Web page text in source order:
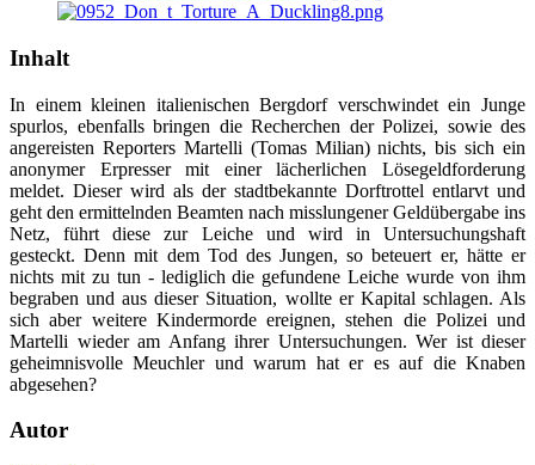
Inhalt
In einem kleinen italienischen Bergdorf verschwindet ein Junge
spurlos, ebenfalls bringen die Recherchen der Polizei, sowie des
angereisten Reporters Martelli (Tomas Milian) nichts, bis sich ein
anonymer Erpresser mit einer lächerlichen Lösegeldforderung
meldet. Dieser wird als der stadtbekannte Dorftrottel entlarvt und
geht den ermittelnden Beamten nach misslungener Geldübergabe ins
Netz, führt diese zur Leiche und wird in Untersuchungshaft
gesteckt. Denn mit dem Tod des Jungen, so beteuert er, hätte er
nichts mit zu tun - lediglich die gefundene Leiche wurde von ihm
begraben und aus dieser Situation, wollte er Kapital schlagen. Als
sich aber weitere Kindermorde ereignen, stehen die Polizei und
Martelli wieder am Anfang ihrer Untersuchungen. Wer ist dieser
geheimnisvolle Meuchler und warum hat er es auf die Knaben
abgesehen?
Autor